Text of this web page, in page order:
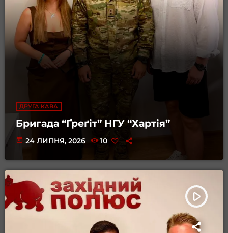
ДРУГА КАВА
Бригада “Ґреґіт” НГУ “Хартія”
today 24 ЛИПНЯ, 2026 10
play_arrow